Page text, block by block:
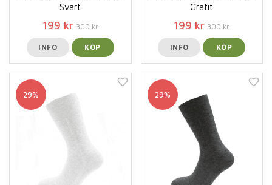
Svart
199 kr 300 kr
INFO KÖP
Grafit
199 kr 300 kr
INFO KÖP
29% 29%